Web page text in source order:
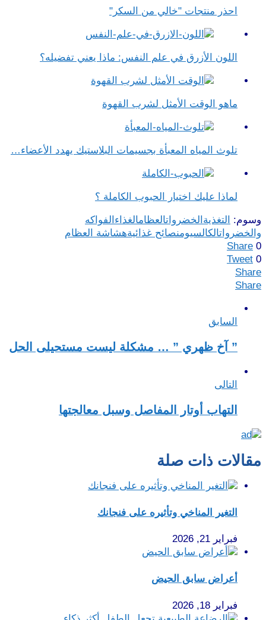
احذر منتجات "خالي من السكر"
اللون الأزرق في علم النفس​: ماذا يعني تفضيله؟
ماهو الوقت الأمثل لشرب القهوة
تلوث المياه المعبأة بجسيمات البلاستيك يهدد الأعضاء…
لماذا عليك اختيار الحبوب الكاملة ؟
وسوم: التغذية الخضرواتالعظامالغذاء الفواكه
والخضرواتالكالسيومنصائح غذائيةهشاشة العظام
Share 0
Tweet 0
Share
Share
السابق
” آخ ظهري ” … مشكلة ليست مستحيلى الحل
التالى
التهاب أوتار المفاصل وسبل معالجتها
مقالات ذات صلة
التغير المناخي وتأثيره على فنجانك
فبراير 21, 2026
أعراض سابق الحيض
فبراير 18, 2026